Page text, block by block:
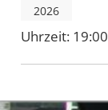
2026
Uhrzeit: 19:00